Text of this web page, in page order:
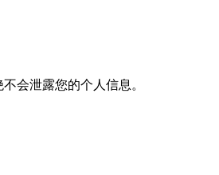
会泄露您的个人信息。